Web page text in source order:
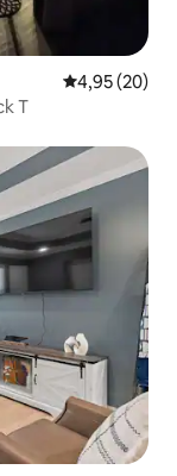
Gemiddelde
4,95 (20)
T